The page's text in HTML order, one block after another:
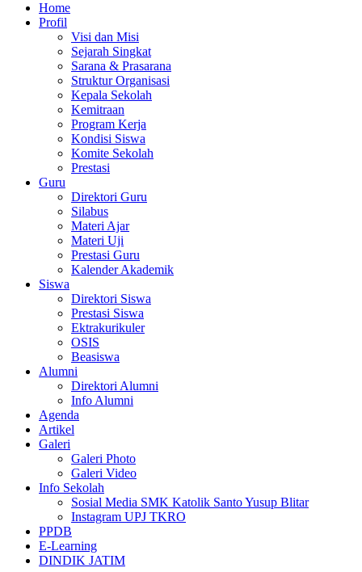
Home
Profil
Visi dan Misi
Sejarah Singkat
Sarana & Prasarana
Struktur Organisasi
Kepala Sekolah
Kemitraan
Program Kerja
Kondisi Siswa
Komite Sekolah
Prestasi
Guru
Direktori Guru
Silabus
Materi Ajar
Materi Uji
Prestasi Guru
Kalender Akademik
Siswa
Direktori Siswa
Prestasi Siswa
Ektrakurikuler
OSIS
Beasiswa
Alumni
Direktori Alumni
Info Alumni
Agenda
Artikel
Galeri
Galeri Photo
Galeri Video
Info Sekolah
Sosial Media SMK Katolik Santo Yusup Blitar
Instagram UPJ TKRO
PPDB
E-Learning
DINDIK JATIM